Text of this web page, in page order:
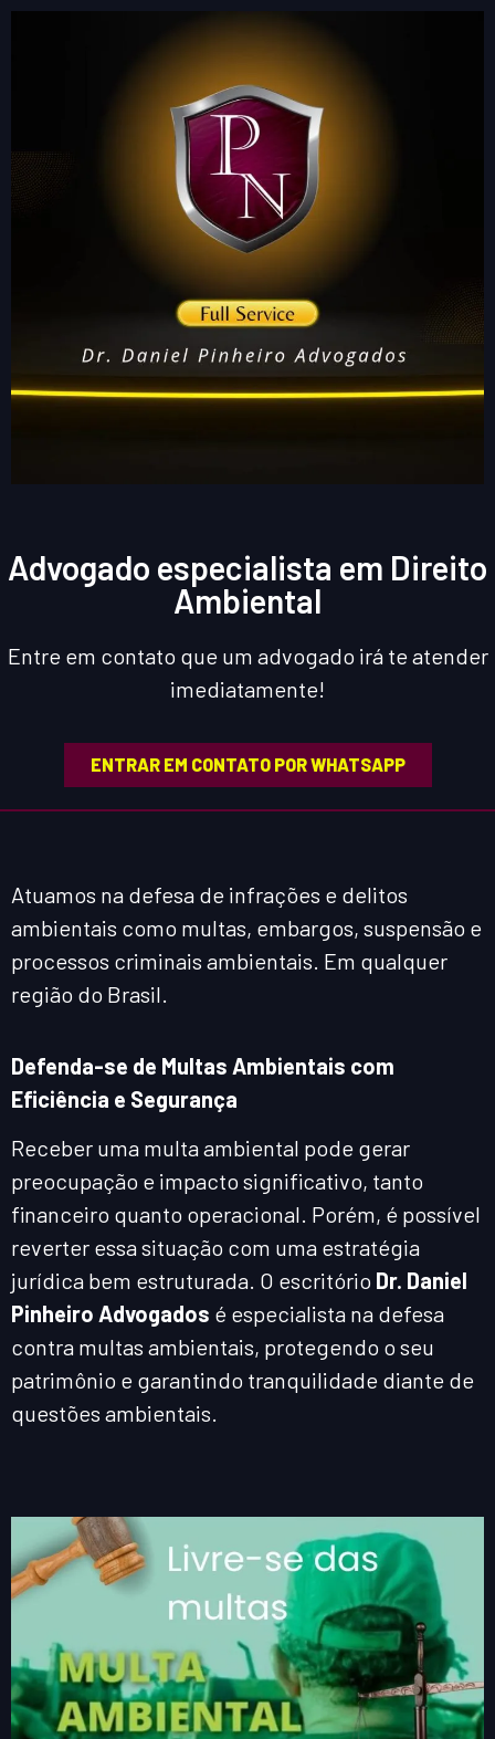
Advogado especialista em Direito
Ambiental
Entre em contato que um advogado irá te atender
imediatamente!
ENTRAR EM CONTATO POR WHATSAPP
Atuamos na defesa de infrações e delitos
ambientais como multas, embargos, suspensão e
processos criminais ambientais. Em qualquer
região do Brasil.
Defenda-se de Multas Ambientais com
Eficiência e Segurança
Receber uma multa ambiental pode gerar
preocupação e impacto significativo, tanto
financeiro quanto operacional. Porém, é possível
reverter essa situação com uma estratégia
jurídica bem estruturada. O escritório Dr. Daniel
Pinheiro Advogados é especialista na defesa
contra multas ambientais, protegendo o seu
patrimônio e garantindo tranquilidade diante de
questões ambientais.